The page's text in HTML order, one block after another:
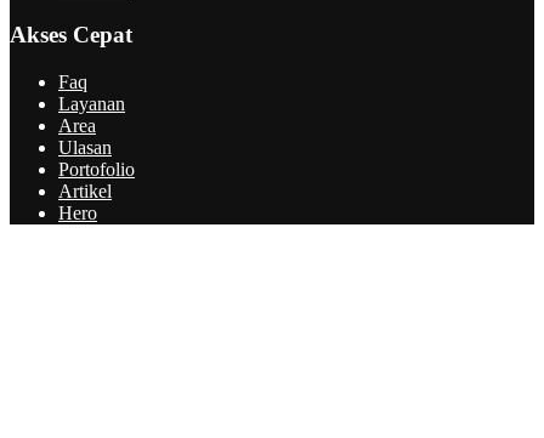
Akses Cepat
Faq
Layanan
Area
Ulasan
Portofolio
Artikel
Hero